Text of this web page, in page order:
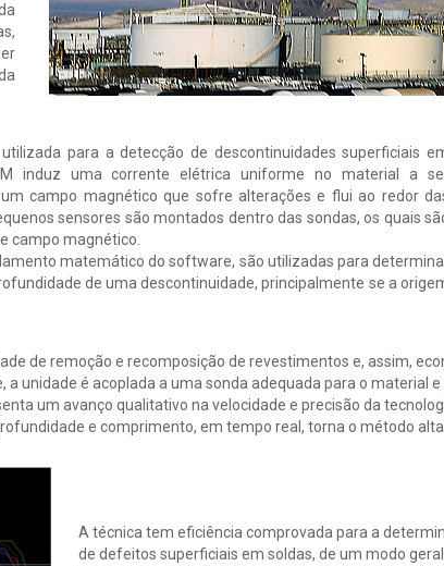
para a detecção de descontinuidades superficiais
induz uma corrente elétrica uniforme no material a
campo magnético que sofre alterações e flui ao redor
sensores são montados dentro das sondas, os quais
campo magnético.
matemático do software, são utilizadas para
de uma descontinuidade, principalmente se a
de remoção e recomposição de revestimentos e, assim,
unidade é acoplada a uma sonda adequada para o material
um avanço qualitativo na velocidade e precisão da
e comprimento, em tempo real, torna o método
A técnica tem eficiência comprovada para a
de defeitos superficiais em soldas, de um modo